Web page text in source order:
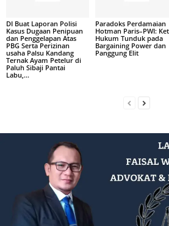
DI Buat Laporan Polisi
Kasus Dugaan Penipuan
dan Penggelapan Atas
PBG Serta Perizinan
usaha Palsu Kandang
Ternak Ayam Petelur di
Paluh Sibaji Pantai
Labu,...
Paradoks Perdamaian
Hotman Paris–PWI:
Hukum Tunduk pada
Bargaining Power dan
Panggung Elit